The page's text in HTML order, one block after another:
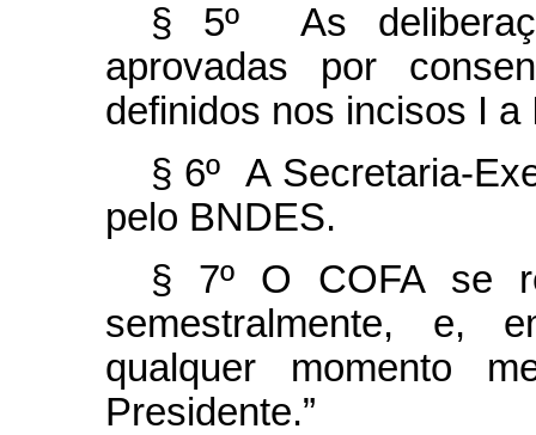
§ 5º As
aprovadas por
definidos nos incisos I
§ 6º A Secretaria-
pelo BNDES.
§ 7º O COFA se
semestralmente, e,
qualquer momento
Presidente.”